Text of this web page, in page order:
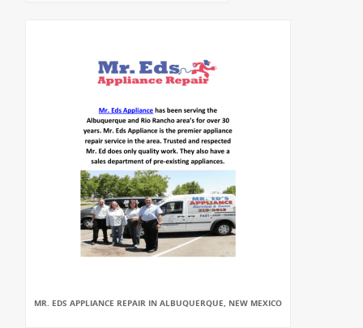
MR. EDS APPLIANCE REPAIR IN ALBUQUERQUE, NEW MEXICO